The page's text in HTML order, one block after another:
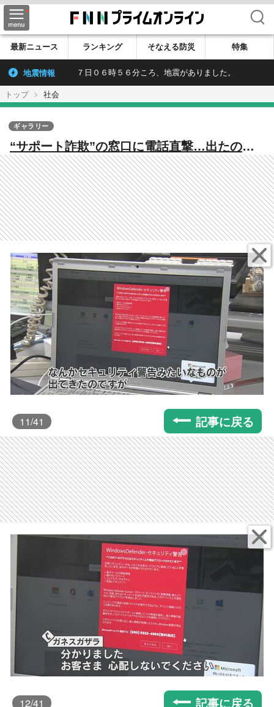
検索
最新ニュース ランキング そなえる防災 特集
地震情報 ７日０６時５６分ころ、地震がありました。
トップ 社会
“サポート詐欺”の窓口に電話直撃…出たの
は“3人のマイク・ミラー”？ 県内でも約1500
万円被害【福岡発】
ギャラリー
11/41 記事に戻る
12/41 記事に戻る